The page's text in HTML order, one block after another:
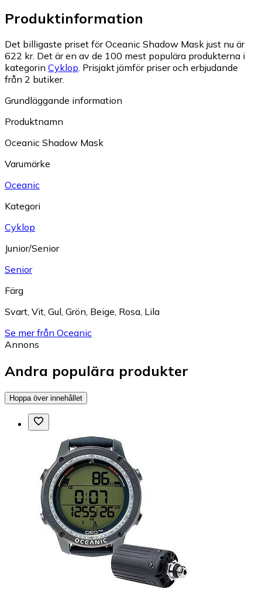
Produktinformation
Det billigaste priset för Oceanic Shadow Mask just nu är
622 kr. Det är en av de 100 mest populära produkterna i
kategorin Cyklop. Prisjakt jämför priser och erbjudande
från 2 butiker.
Grundläggande information
Produktnamn
Oceanic Shadow Mask
Varumärke
Oceanic
Kategori
Cyklop
Junior/Senior
Senior
Färg
Svart, Vit, Gul, Grön, Beige, Rosa, Lila
Se mer från Oceanic
Annons
Andra populära produkter
Hoppa över innehållet